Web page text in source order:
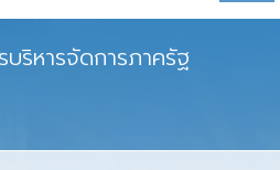
หารจัดการภาครัฐ